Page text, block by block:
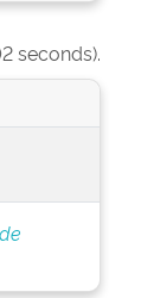
seconds).